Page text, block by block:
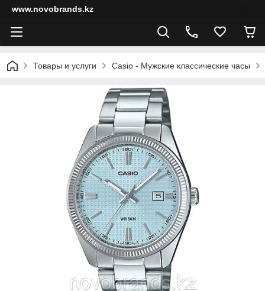
www.novobrands.kz
Товары и услуги Casio - Мужские классические часы